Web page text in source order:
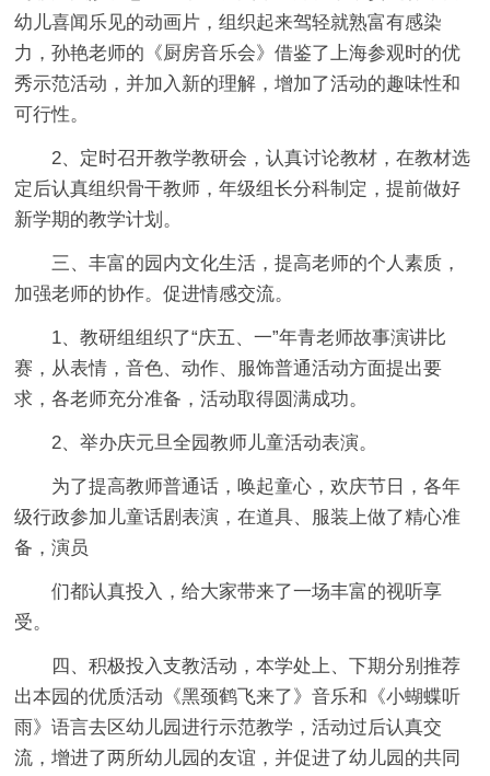
幼儿喜闻乐见的动画片，组织起来驾轻就熟富有感染
力，孙艳老师的《厨房音乐会》借鉴了上海参观时的优
秀示范活动，并加入新的理解，增加了活动的趣味性和
可行性。
2、定时召开教学教研会，认真讨论教材，在教材选
定后认真组织骨干教师，年级组长分科制定，提前做好
新学期的教学计划。
三、丰富的园内文化生活，提高老师的个人素质，
加强老师的协作。促进情感交流。
1、教研组组织了“庆五、一”年青老师故事演讲比
赛，从表情，音色、动作、服饰普通活动方面提出要
求，各老师充分准备，活动取得圆满成功。
2、举办庆元旦全园教师儿童活动表演。
为了提高教师普通话，唤起童心，欢庆节日，各年
级行政参加儿童话剧表演，在道具、服装上做了精心准
备，演员
们都认真投入，给大家带来了一场丰富的视听享
受。
四、积极投入支教活动，本学处上、下期分别推荐
出本园的优质活动《黑颈鹤飞来了》音乐和《小蝴蝶听
雨》语言去区幼儿园进行示范教学，活动过后认真交
流，增进了两所幼儿园的友谊，并促进了幼儿园的共同